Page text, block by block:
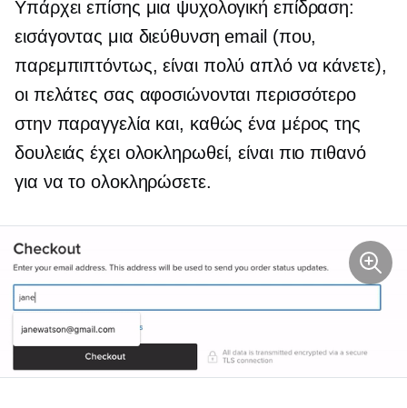
Υπάρχει επίσης μια ψυχολογική επίδραση:
εισάγοντας μια διεύθυνση email (που,
παρεμπιπτόντως, είναι πολύ απλό να κάνετε),
οι πελάτες σας αφοσιώνονται περισσότερο
στην παραγγελία και, καθώς ένα μέρος της
δουλειάς έχει ολοκληρωθεί, είναι πιο πιθανό
για να το ολοκληρώσετε.